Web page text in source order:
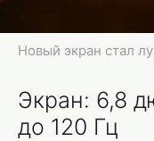
Новый экран стал
Экран: 6,8
до 120 Гц